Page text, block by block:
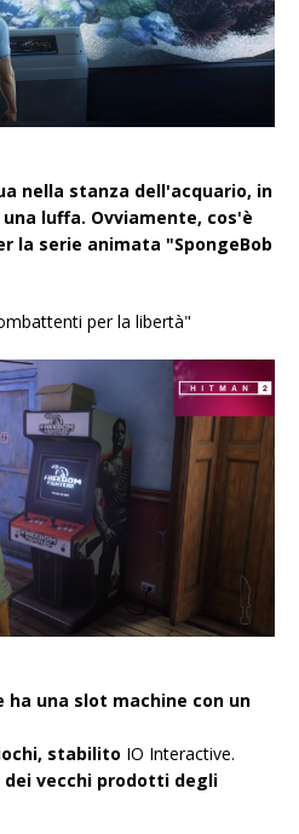
nella stanza dell'acquario, in
luffa. Ovviamente, cos'è
la serie animata "SpongeBob
per la libertà"
ha una slot machine con un
stabilito IO Interactive.
vecchi prodotti degli